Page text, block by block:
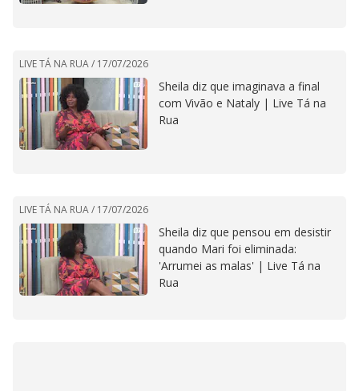
LIVE TÁ NA RUA / 17/07/2026
Sheila diz que imaginava a final
com Vivão e Nataly | Live Tá na
Rua
LIVE TÁ NA RUA / 17/07/2026
Sheila diz que pensou em desistir
quando Mari foi eliminada:
'Arrumei as malas' | Live Tá na
Rua